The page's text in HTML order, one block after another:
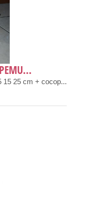
15 25 cm + cocop...